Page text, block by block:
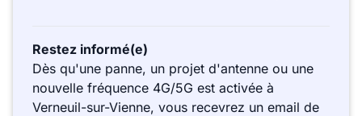
Restez informé(e)
Dès qu'une panne, un projet d'antenne ou une
nouvelle fréquence 4G/5G est activée à
Verneuil-sur-Vienne, vous recevrez un email de